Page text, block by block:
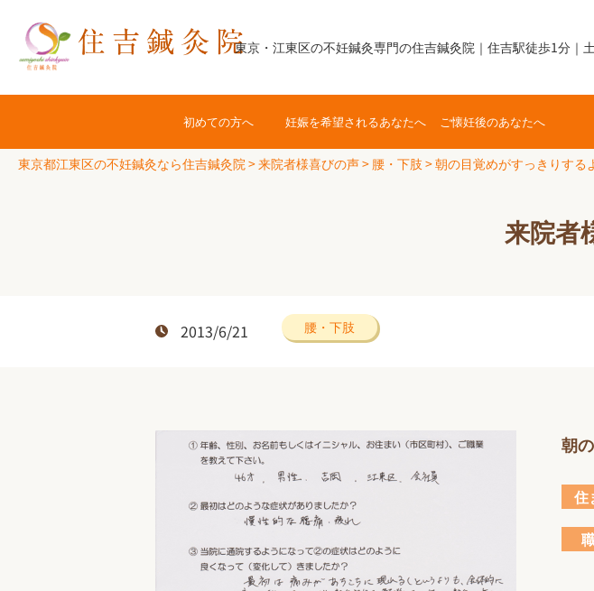
東京・江東区の不妊鍼灸専門の住吉鍼灸院｜住吉駅徒歩1分｜
初めての方へ 妊娠を希望されるあなたへ ご懐妊後のあなたへ
東京都江東区の不妊鍼灸なら住吉鍼灸院>来院者様喜びの声> 腰・下肢 >朝の目覚めがすっきりする
来院者
2013/6/21 腰・下肢
朝
住